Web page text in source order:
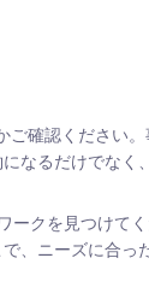
ご確認ください
なるだけでなく
ークを見つけて
、ニーズに合っ